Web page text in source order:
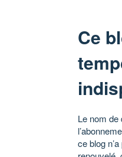
Ce
Le nom de
ce blog